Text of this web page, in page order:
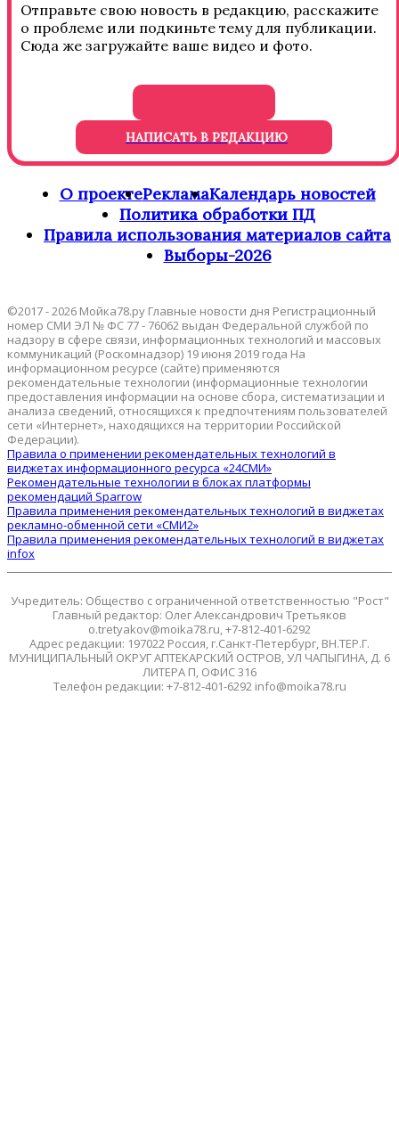
Отправьте свою новость в редакцию, расскажите
о проблеме или подкиньте тему для публикации.
Сюда же загружайте ваше видео и фото.
НАПИСАТЬ В РЕДАКЦИЮ
О проектеРекламаКалендарь новостей
Политика обработки ПД
Правила использования материалов сайта
Выборы-2026
©2017 - 2026 Мойка78.ру Главные новости дня Регистрационный
номер СМИ ЭЛ № ФС 77 - 76062 выдан Федеральной службой по
надзору в сфере связи, информационных технологий и массовых
коммуникаций (Роскомнадзор) 19 июня 2019 года На
информационном ресурсе (сайте) применяются
рекомендательные технологии (информационные технологии
предоставления информации на основе сбора, систематизации и
анализа сведений, относящихся к предпочтениям пользователей
сети «Интернет», находящихся на территории Российской
Федерации).
Правила о применении рекомендательных технологий в
виджетах информационного ресурса «24СМИ»
Рекомендательные технологии в блоках платформы
рекомендаций Sparrow
Правила применения рекомендательных технологий в виджетах
рекламно-обменной сети «СМИ2»
Правила применения рекомендательных технологий в виджетах
infox
Учредитель: Общество с ограниченной ответственностью "Рост"
Главный редактор: Олег Александрович Третьяков
o.tretyakov@moika78.ru, +7-812-401-6292
Адрес редакции: 197022 Россия, г.Санкт-Петербург, ВН.ТЕР.Г.
МУНИЦИПАЛЬНЫЙ ОКРУГ АПТЕКАРСКИЙ ОСТРОВ, УЛ ЧАПЫГИНА, Д. 6
ЛИТЕРА П, ОФИС 316
Телефон редакции: +7-812-401-6292 info@moika78.ru